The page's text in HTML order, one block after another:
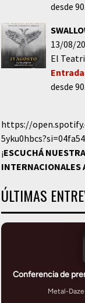
desde
13/08/
El
desde
https://
¡ESCUCHÁ
INTERNACIONALES
ÚLTIMAS